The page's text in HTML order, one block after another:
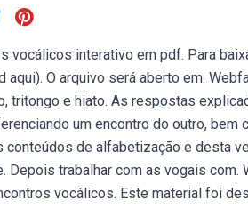
vocálicos interativo em pdf. Para
aqui). O arquivo será aberto em.
tritongo e hiato. As respostas
um encontro do outro,
conteúdos de alfabetização e desta
Depois trabalhar com as vogais
vocálicos. Este material foi